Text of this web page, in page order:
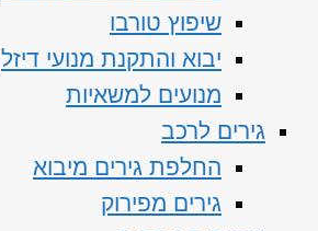
שיפוץ טורבו
יבוא והתקנת מנועי דיזל
מנועים למשאיות
גירים לרכב
החלפת גירים מיבוא
גירים מפירוק